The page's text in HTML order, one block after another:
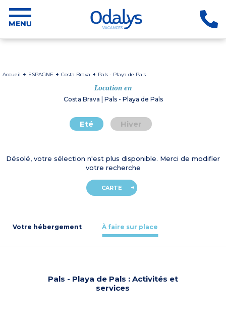
Accueil ESPAGNE Costa Brava Pals - Playa de Pals
Location en
Costa Brava | Pals - Playa de Pals
Eté Hiver
Désolé, votre sélection n'est plus disponible. Merci de modifier
votre recherche
CARTE
Votre hébergement À faire sur place
Pals - Playa de Pals : Activités et
services